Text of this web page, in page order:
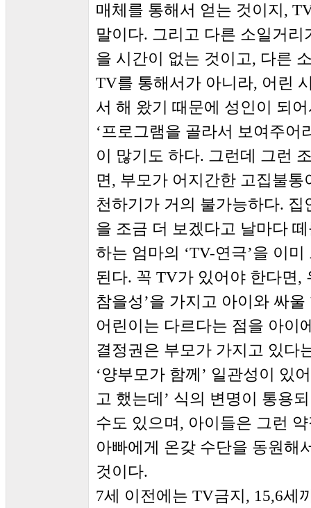
매체를 통해서 얻는 것이지,
말이다. 그리고 다른 소일거
을 시간이 없는 것이고, 다른
TV를 통해서가 아니라, 어린
서 해 왔기 때문에 성인이 되
‘프로그램을 골라서 보여주어
이 많기도 하다. 그런데 그런
면, 부모가 어지간한 고집불
천하기가 거의 불가능하다.
을 조금 더 보겠다고 날마다
하는 엄마의 ‘TV-연극’을 이
된다. 꼭 TV가 있어야 한다면,
참을성’을 가지고 아이와 싸
어린이는 다르다는 점을 아이
결정권은 부모가 가지고 있다
‘양부모가 함께’ 일관성이 있
고 했는데’ 식의 변명이 통용
수도 있으며, 아이들은 그런
아빠에게 온갖 수단을 동원해
것이다.
7세 이전에는 TV금지, 15,6세